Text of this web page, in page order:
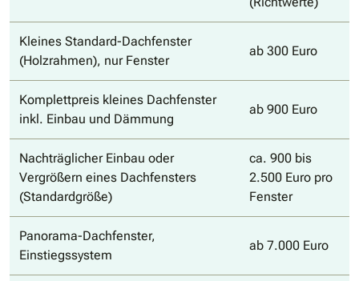
Kleines Standard-Dachfenster
(Holzrahmen), nur Fenster
ab 300 Euro
Komplettpreis kleines Dachfenster
inkl. Einbau und Dämmung
ab 900 Euro
Nachträglicher Einbau oder
Vergrößern eines Dachfensters
(Standardgröße)
ca. 900 bis
2.500 Euro pro
Fenster
Panorama-Dachfenster,
Einstiegssystem
ab 7.000 Euro